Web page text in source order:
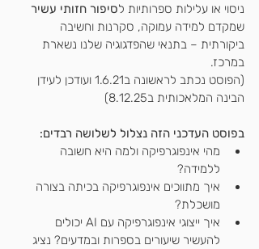
ניסוי או עלילות ספרותיות לסיפור חזותי עשיר
שמקדם למידה עמוקה, סקרנות וחשיבה
ביקורתית – בתנאי שהפדגוגיה שלנו נשארת
במרכז.
(הפוסט נכתב לראשונה ב1.6.21 ועודכן לעידן
הבינה המלאכותית ב8.12.25)
בפוסט העדכני הזה נצלול לשלושה רבדים:
מהי אינפוגרפיקה ולמה היא חשובה
ללמידה?
איך מתווכים אינפוגרפיקה בכיתה בצורה
מושכלת?
איך ייצוגי אינפוגרפיקה עם AI יכולים
להעשיר שיעורים בספרות ובמדעים? נציג